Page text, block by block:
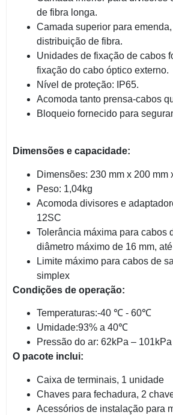
de fibra longa.
Camada superior para
distribuição de fibra.
Unidades de fixação de cabos
fixação do cabo óptico externo.
Nível de proteção: IP65.
Acomoda tanto prensa-cabos
Bloqueio fornecido para
Dimensões e capacidade:
Dimensões: 230 mm x 200 mm
Peso: 1,04kg
Acomoda divisores e
12SC
Tolerância máxima para cabos
diâmetro máximo de 16 mm,
Limite máximo para cabos de
simplex
Condições de operação:
Temperaturas:-40 ℃ - 60℃
Umidade:93% a 40℃
Pressão do ar: 62kPa – 101kPa
O pacote inclui:
Caixa de terminais, 1 unidade
Chaves para fechadura, 2
Acessórios de instalação para